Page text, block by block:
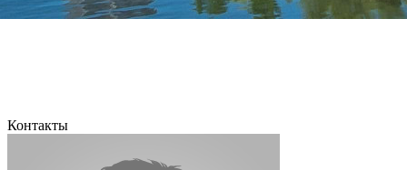
Контакты